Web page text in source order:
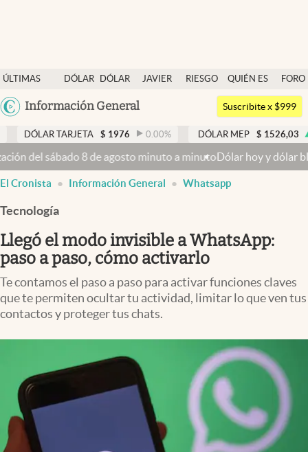
ÚLTIMAS
NOTICIAS
DÓLAR
DÓLAR
JAVIER
RIESGO
QUIÉN ES
QUIÉN
FORO
Argentina
México
USA
Información General
Dólar
Members
Economía y Política
Finanzas y Mercados
Mercados Online
Negocios
Columnistas
Otras secciones
Apertura
Infotechnology
Clase
Mundial 2026
Eventos Corporativos
El Cronista Studio
Suscribite x $999
$ 1976 0.00 % DÓLAR MEP $ 1526,03 0.43%
8 de agosto minuto a minutoDólar hoy y dólar blue hoy:
El Cronista Información General Whatsapp
Tecnología
Llegó el modo invisible a WhatsApp:
paso a paso, cómo activarlo
Te contamos el paso a paso para activar funciones claves
que te permiten ocultar tu actividad, limitar lo que ven tus
contactos y proteger tus chats.